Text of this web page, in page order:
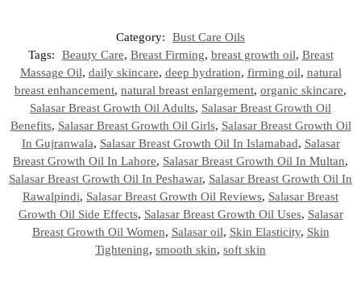
Category:
Bust Care Oils
Tags:
Beauty Care, Breast Firming, breast growth oil, Breast
Massage Oil, daily skincare, deep hydration, firming oil, natural
breast enhancement, natural breast enlargement, organic skincare,
Salasar Breast Growth Oil Adults, Salasar Breast Growth Oil
Benefits, Salasar Breast Growth Oil Girls, Salasar Breast Growth Oil
In Gujranwala, Salasar Breast Growth Oil In Islamabad, Salasar
Breast Growth Oil In Lahore, Salasar Breast Growth Oil In Multan,
Salasar Breast Growth Oil In Peshawar, Salasar Breast Growth Oil In
Rawalpindi, Salasar Breast Growth Oil Reviews, Salasar Breast
Growth Oil Side Effects, Salasar Breast Growth Oil Uses, Salasar
Breast Growth Oil Women, Salasar oil, Skin Elasticity, Skin
Tightening, smooth skin, soft skin